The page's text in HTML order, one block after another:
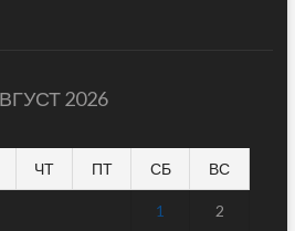
2026
ЧТ ПТ СБ ВС
1 2